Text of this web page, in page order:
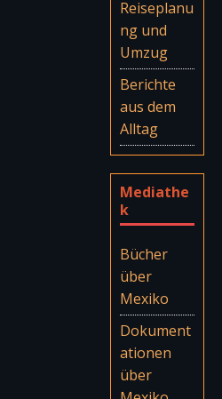
Reiseplanu
ng und
Umzug
Berichte
aus dem
Alltag
Mediathe
k
Bücher
über
Mexiko
Dokument
ationen
über